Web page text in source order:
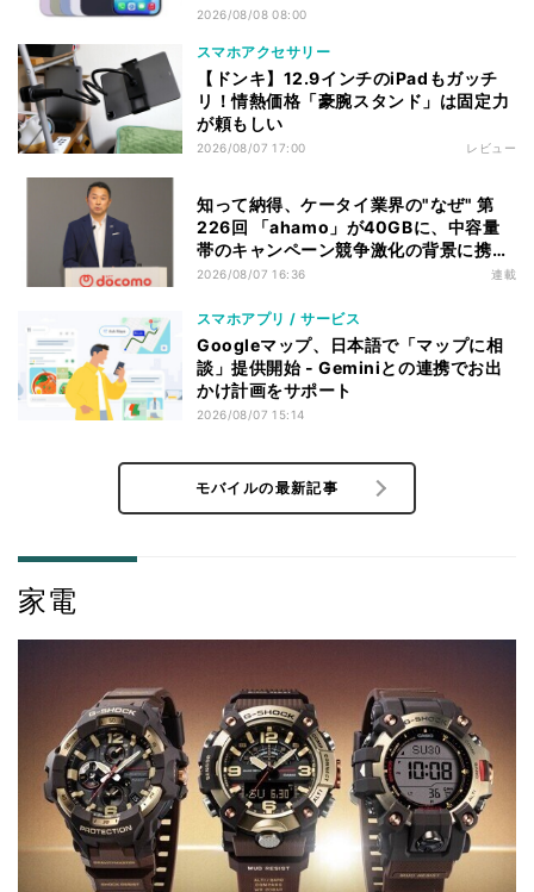
2026/08/08 08:00
スマホアクセサリー
【ドンキ】12.9インチのiPadもガッチ
リ！情熱価格「豪腕スタンド」は固定力
が頼もしい
2026/08/07 17:00 レビュー
知って納得、ケータイ業界の"なぜ" 第
226回 「ahamo」が40GBに、中容量
帯のキャンペーン競争激化の背景に携帯
各社の“迷い”あり
2026/08/07 16:36 連載
スマホアプリ / サービス
Googleマップ、日本語で「マップに相
談」提供開始 - Geminiとの連携でお出
かけ計画をサポート
2026/08/07 15:14
モバイルの最新記事
家電